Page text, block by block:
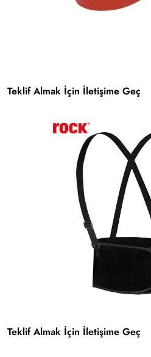
Teklif Almak İçin İletişime Geç
Teklif Almak İçin İletişime Geç